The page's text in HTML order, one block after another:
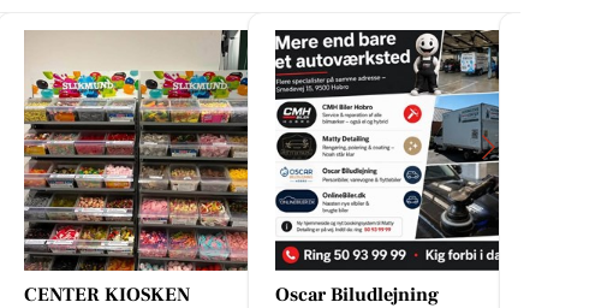
Oscar Biludlejning Autotekniker Kim Skytthe